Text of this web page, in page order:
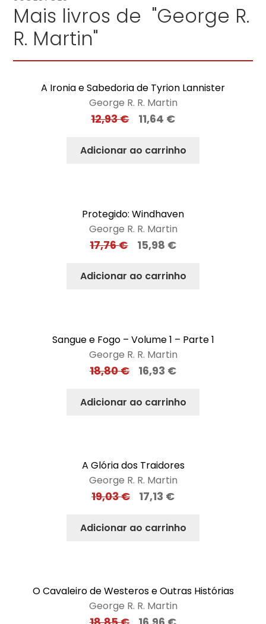
Mais livros de "George R.
R. Martin"
A Ironia e Sabedoria de Tyrion Lannister
George R. R. Martin
12,93€ 11,64 €
Adicionar ao carrinho
Protegido: Windhaven
George R. R. Martin
17,76€ 15,98 €
Adicionar ao carrinho
Sangue e Fogo – Volume 1 – Parte 1
George R. R. Martin
18,80€ 16,93 €
Adicionar ao carrinho
A Glória dos Traidores
George R. R. Martin
19,03€ 17,13 €
Adicionar ao carrinho
O Cavaleiro de Westeros e Outras Histórias
George R. R. Martin